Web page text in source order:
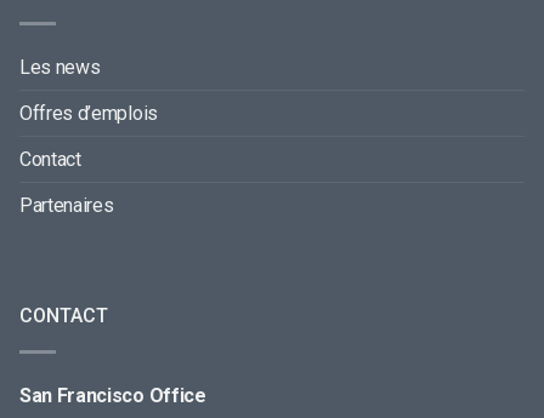
Les news
Offres d’emplois
Contact
Partenaires
CONTACT
San Francisco Office